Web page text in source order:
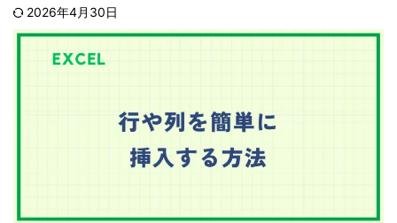
2026年4月30日